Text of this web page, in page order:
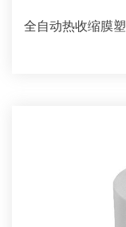
全自动热收缩膜